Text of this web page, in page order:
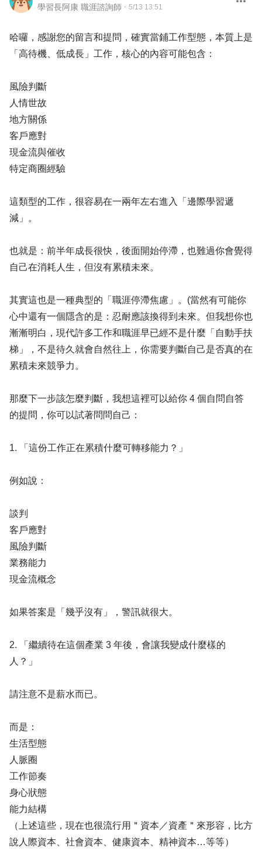
學習長阿康 職涯諮詢師 ・ 5/13 13:51
哈囉，感謝您的留言和提問，確實當鋪工作型態，本質上是
「高待機、低成長」工作，核心的內容可能包含：
風險判斷
人情世故
地方關係
客戶應對
現金流與催收
特定商圈經驗
這類型的工作，很容易在一兩年左右進入「邊際學習遞
減」。
也就是：前半年成長很快，後面開始停滯，也難過你會覺得
自己在消耗人生，但沒有累積未來。
其實這也是一種典型的「職涯停滯焦慮」。(當然有可能你
心中還有一個隱含的是：忍耐應該換得到未來。但我想你也
漸漸明白，現代許多工作和職涯早已經不是什麼「自動手扶
梯」，不是待久就會自然往上，你需要判斷自己是否真的在
累積未來競爭力。
那麼下一步該怎麼判斷，我想這裡可以給你 4 個自問自答
的提問，你可以試著問問自己：
1. 「這份工作正在累積什麼可轉移能力？」
例如說：
談判
客戶應對
風險判斷
業務能力
現金流概念
如果答案是「幾乎沒有」，警訊就很大。
2. 「繼續待在這個產業 3 年後，會讓我變成什麼樣的
人？」
請注意不是薪水而已。
而是：
生活型態
人脈圈
工作節奏
身心狀態
能力結構
（上述這些，現在也很流行用＂資本／資產＂來形容，比方
說人際資本、社會資本、健康資本、精神資本…等等）